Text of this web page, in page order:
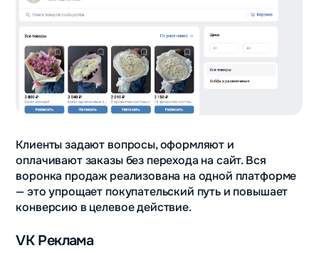
Клиенты задают вопросы, оформляют и
оплачивают заказы без перехода на сайт. Вся
воронка продаж реализована на одной платформе
— это упрощает покупательский путь и повышает
конверсию в целевое действие.
VK Реклама